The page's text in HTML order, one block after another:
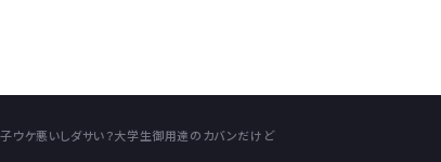
ウケ悪いしダサい？大学生御用達のカバンだけど